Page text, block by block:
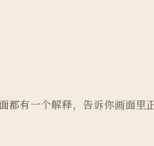
有一个解释，告诉你画面里